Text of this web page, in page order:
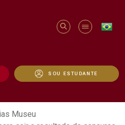
SOU ESTUDANTE
para sair o
Museu